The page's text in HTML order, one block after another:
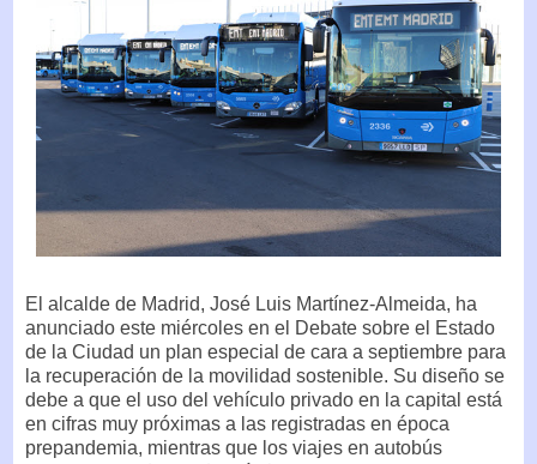
El alcalde de Madrid, José Luis Martínez-Almeida, ha
anunciado este miércoles en el Debate sobre el Estado
de la Ciudad un plan especial de cara a septiembre para
la recuperación de la movilidad sostenible. Su diseño se
debe a que el uso del vehículo privado en la capital está
en cifras muy próximas a las registradas en época
prepandemia, mientras que los viajes en autobús